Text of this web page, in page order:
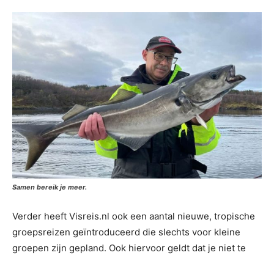
Samen bereik je meer.
Verder heeft Visreis.nl ook een aantal nieuwe, tropische
groepsreizen geïntroduceerd die slechts voor kleine
groepen zijn gepland. Ook hiervoor geldt dat je niet te